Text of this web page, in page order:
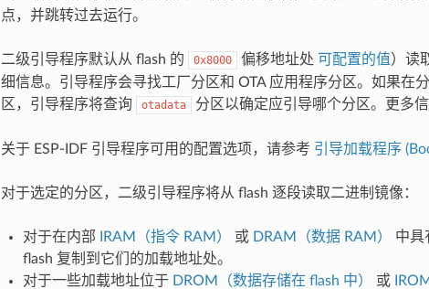
点，并跳转过去运行。
二级引导程序默认从 flash 的 0x8000 偏移地址处 可配置的值 ）读
细信息。引导程序会寻找工厂分区和 OTA 应用程序分区。如果在
区，引导程序将查询
otadata 分区以确定应引导哪个分区。更多
关于 ESP-IDF 引导程序可用的配置选项，请参考 引导加载程序
对于选定的分区，二级引导程序将从 flash 逐段读取二进制镜像：
对于在内部 IRAM（指令 RAM） 或 DRAM（数据 RAM）
中具
flash 复制到它们的加载地址处。
对于一些加载地址位于 DROM（数据存储在 flash 中） 或